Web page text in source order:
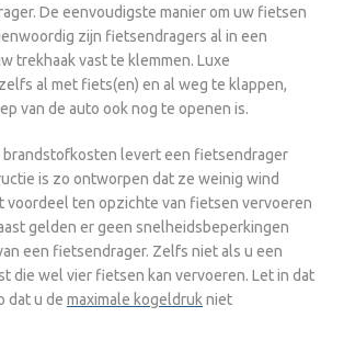
De eenvoudigste manier om uw fietsen
zijn fietsendragers al in een
trekhaak vast te klemmen. Luxe
al met fiets(en) en al weg te klappen,
van de auto ook nog te openen is.
brandstofkosten levert een fietsendrager
is zo ontworpen dat ze weinig wind
voordeel ten opzichte van fietsen vervoeren
gelden er geen snelheidsbeperkingen
een fietsendrager. Zelfs niet als u een
die wel vier fietsen kan vervoeren. Let in dat
dat u de maximale kogeldruk niet